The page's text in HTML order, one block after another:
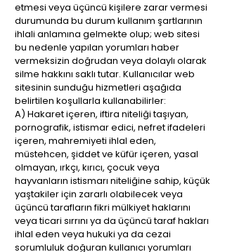
etmesi veya üçüncü kişilere zarar vermesi
durumunda bu durum kullanım şartlarının
ihlali anlamına gelmekte olup; web sitesi
bu nedenle yapılan yorumları haber
vermeksizin doğrudan veya dolaylı olarak
silme hakkını saklı tutar. Kullanıcılar web
sitesinin sunduğu hizmetleri aşağıda
belirtilen koşullarla kullanabilirler:
A) Hakaret içeren, iftira niteliği taşıyan,
pornografik, istismar edici, nefret ifadeleri
içeren, mahremiyeti ihlal eden,
müstehcen, şiddet ve küfür içeren, yasal
olmayan, ırkçı, kırıcı, çocuk veya
hayvanların istismarı niteliğine sahip, küçük
yaştakiler için zararlı olabilecek veya
üçüncü tarafların fikri mülkiyet haklarını
veya ticari sırrını ya da üçüncü taraf hakları
ihlal eden veya hukuki ya da cezai
sorumluluk doğuran kullanıcı yorumları